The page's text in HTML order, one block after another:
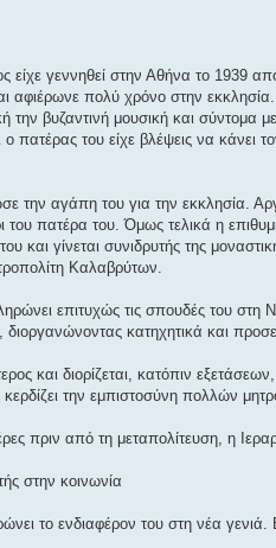
είχε γεννηθεί στην Αθήνα το 1939
αφιέρωνε πολύ χρόνο στην
την βυζαντινή μουσική και
πατέρας του είχε βλέψεις να κάνει
την αγάπη του για την εκκλησία.
του πατέρα του. Όμως τελικά η
και γίνεται συνιδρυτής της
Καλαβρύτων.
επιτυχώς τις σπουδές του στη
κατηχητικά και
και διορίζεται, κατόπιν
την εμπιστοσύνη πολλών
πριν από τη μεταπολίτευση, η
στην κοινωνία
το ενδιαφέρον του στη νέα γενιά.